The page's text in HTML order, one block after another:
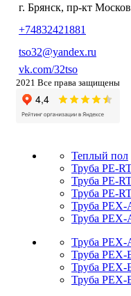
г. Брянск, пр-кт
+74832421881
tso32@yandex.ru
vk.com/32tso
2021 Все права защищены
Теплый пол
Труба PE-
Труба PE-
Труба PE-
Труба PEX-
Труба PEX-
Труба PEX-
Труба PEX-
Труба PEX-
Труба PEX-